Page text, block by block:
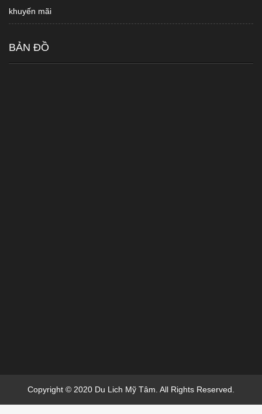
khuyến mãi
BẢN ĐỒ
Copyright © 2020 Du Lich Mỹ Tâm. All Rights Reserved.